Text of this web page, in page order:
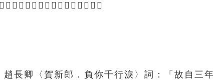
．術韻》：「顇，𩓦顇，短貌。」
長卿〈賀新郎．負你千行淚〉詞：「故自三